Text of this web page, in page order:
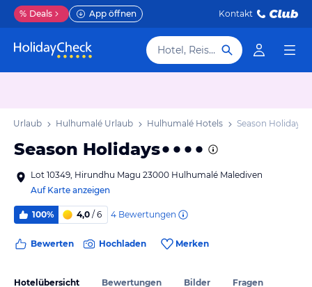
% Deals App öffnen Kontakt
Hotel, Reiseziel
Urlaub Hulhumalé Urlaub Hulhumalé Hotels Season Holidays
Season Holidays
Lot 10349, Hirundhu Magu 23000 Hulhumalé Malediven
Auf Karte anzeigen
100% 4,0 / 6 4 Bewertungen
Bewerten Hochladen Merken
Hotelübersicht Bewertungen Bilder Fragen